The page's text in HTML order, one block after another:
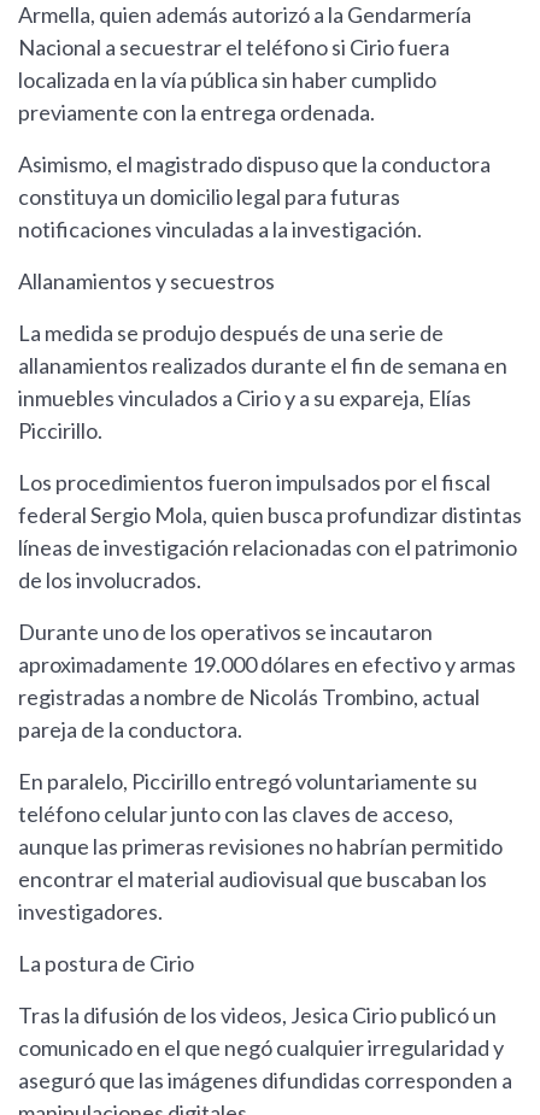
Armella, quien además autorizó a la Gendarmería
Nacional a secuestrar el teléfono si Cirio fuera
localizada en la vía pública sin haber cumplido
previamente con la entrega ordenada.
Asimismo, el magistrado dispuso que la conductora
constituya un domicilio legal para futuras
notificaciones vinculadas a la investigación.
Allanamientos y secuestros
La medida se produjo después de una serie de
allanamientos realizados durante el fin de semana en
inmuebles vinculados a Cirio y a su expareja, Elías
Piccirillo.
Los procedimientos fueron impulsados por el fiscal
federal Sergio Mola, quien busca profundizar distintas
líneas de investigación relacionadas con el patrimonio
de los involucrados.
Durante uno de los operativos se incautaron
aproximadamente 19.000 dólares en efectivo y armas
registradas a nombre de Nicolás Trombino, actual
pareja de la conductora.
En paralelo, Piccirillo entregó voluntariamente su
teléfono celular junto con las claves de acceso,
aunque las primeras revisiones no habrían permitido
encontrar el material audiovisual que buscaban los
investigadores.
La postura de Cirio
Tras la difusión de los videos, Jesica Cirio publicó un
comunicado en el que negó cualquier irregularidad y
aseguró que las imágenes difundidas corresponden a